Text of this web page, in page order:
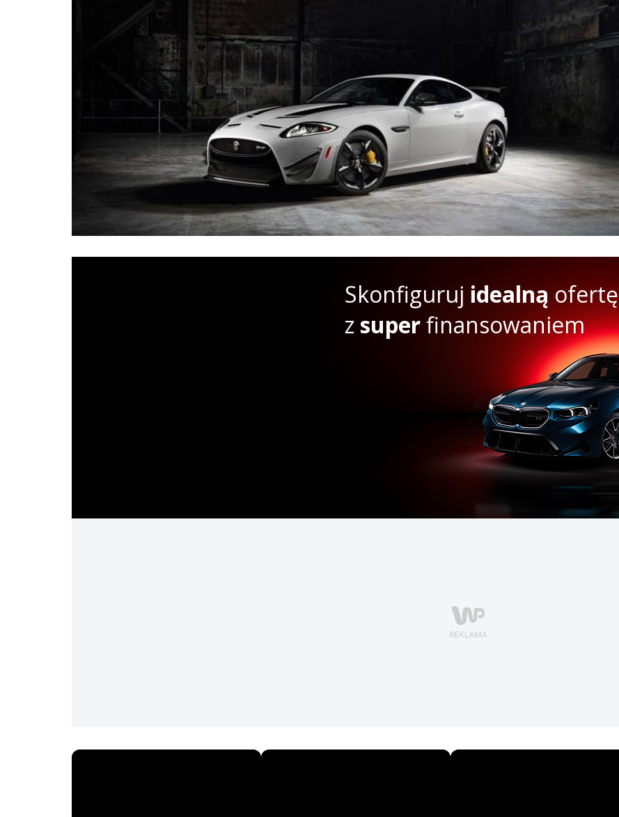
Skonfiguruj idealną ofertę
z superfinansowaniem